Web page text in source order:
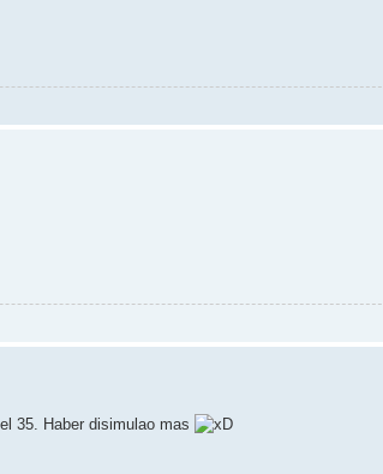
35. Haber disimulao mas